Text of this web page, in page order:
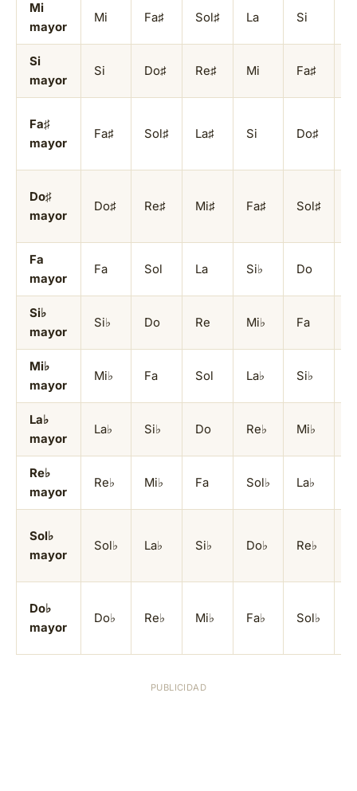
Mi
mayor
Mi Fa♯ Sol♯ La Si
Si
mayor
Si Do♯ Re♯ Mi Fa♯
Fa♯
mayor
Fa♯ Sol♯ La♯ Si Do♯
Do♯
mayor
Do♯ Re♯ Mi♯ Fa♯ Sol♯
Fa
mayor
Fa Sol La Si♭ Do
Si♭
mayor
Si♭ Do Re Mi♭ Fa
Mi♭
mayor
Mi♭ Fa Sol La♭ Si♭
La♭
mayor
La♭ Si♭ Do Re♭ Mi♭
Re♭
mayor
Re♭ Mi♭ Fa Sol♭ La♭
Sol♭
mayor
Sol♭ La♭ Si♭ Do♭ Re♭
Do♭
mayor
Do♭ Re♭ Mi♭ Fa♭ Sol♭